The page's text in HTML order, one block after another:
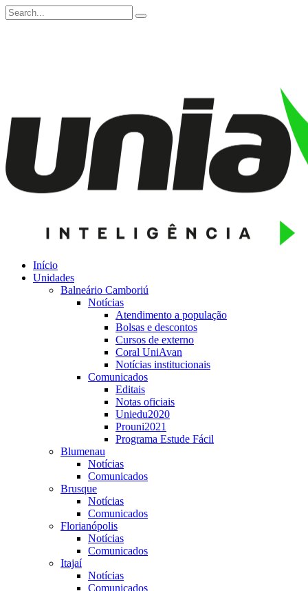
Início
Unidades
Balneário Camboriú
Notícias
Atendimento a população
Bolsas e descontos
Cursos de externo
Coral UniAvan
Notícias institucionais
Comunicados
Editais
Notas oficiais
Uniedu2020
Prouni2021
Programa Estude Fácil
Blumenau
Notícias
Comunicados
Brusque
Notícias
Comunicados
Florianópolis
Notícias
Comunicados
Itajaí
Notícias
Comunicados